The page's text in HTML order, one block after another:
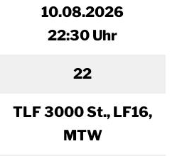
10.08.2026
22:30 Uhr
22
TLF 3000 St., LF16,
MTW